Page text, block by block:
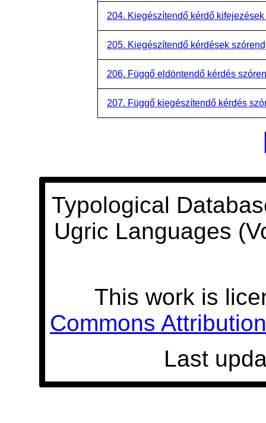
204. Kiegészítendő kérdő
205. Kiegészítendő kérdések
206. Függő eldöntendő kérdés
207. Függő kiegészítendő kérdés
Typological
Ugric Languages
This work is
Commons
Last